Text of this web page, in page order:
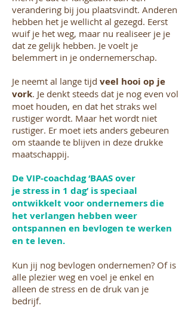
verandering bij jou plaatsvindt. Anderen
hebben het je wellicht al gezegd. Eerst
wuif je het weg, maar nu realiseer je je
dat ze gelijk hebben. Je voelt je
belemmert in je ondernemerschap.
Je neemt al lange tijd veel hooi op je
vork. Je denkt steeds dat je nog even vol
moet houden, en dat het straks wel
rustiger wordt. Maar het wordt niet
rustiger. Er moet iets anders gebeuren
om staande te blijven in deze drukke
maatschappij.
De VIP-coachdag ‘BAAS over
je stress in 1 dag’ is speciaal
ontwikkelt voor ondernemers die
het verlangen hebben weer
ontspannen en bevlogen te werken
en te leven.
Kun jij nog bevlogen ondernemen? Of is
alle plezier weg en voel je enkel en
alleen de stress en de druk van je
bedrijf.